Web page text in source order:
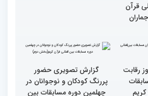
حضور
های
دوره
قران
گزارش تصویری حضور
مهمانان در غرفه های
نمایشگاهی چهلمین دوره
مسابقات بین المللی قران
کریم(بخش اول)